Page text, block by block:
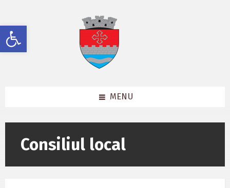
Deschide bara de unelte
content
left
sidebar
footer
MENU
Consiliul local